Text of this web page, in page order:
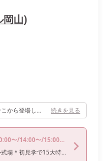
山)
披露宴会場にはシークレット扉があるので、そこから登場し、ゲストを驚かせる演出ができます！ ゲストが「どこから入場するんだろう？」と、ドキドキワクワクできるような楽しい披露宴にしたかったので、この会場を選びました。 続きを見る
/14:00〜/15:00〜/16:00〜
迷ったらココ！口コミ★4.7の安心式場＊初見学で15大特典＆3万円絶品試食